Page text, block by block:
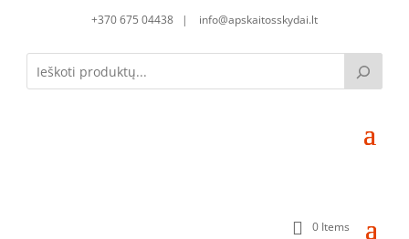
+370 675 04438 | info@apskaitosskydai.lt
0 Items